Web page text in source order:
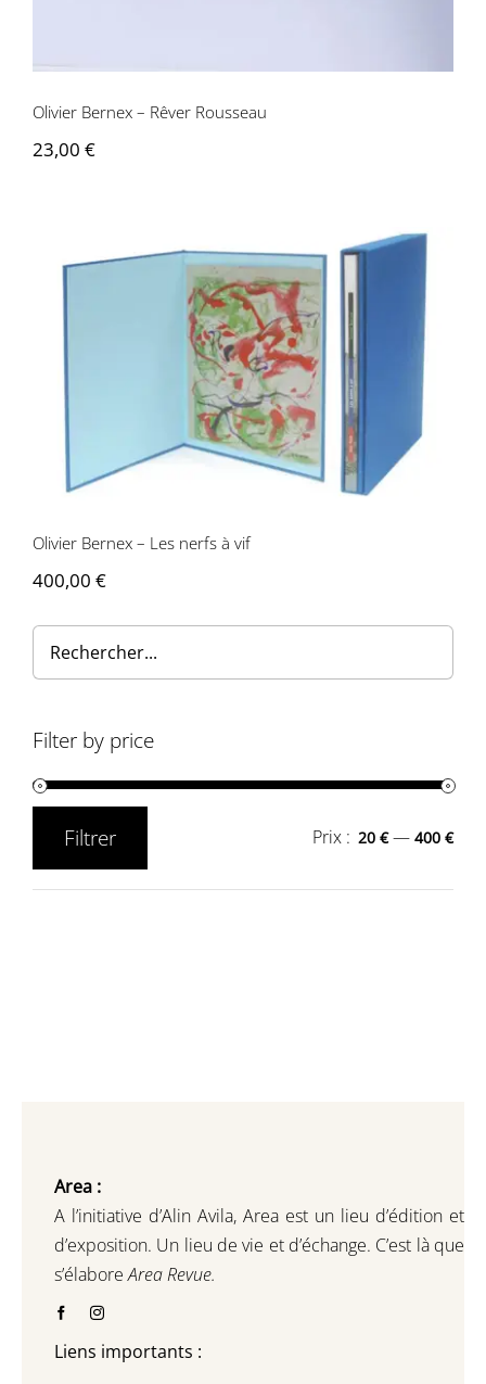
Olivier Bernex – Rêver Rousseau
23,00 €
Olivier Bernex – Les nerfs à vif
Olivier Bernex – Les nerfs à vif
400,00 €
Filter by price
Filtrer Prix : 20 €—400 €
Area :
A l’initiative d’Alin Avila, Area est un lieu d’édition et
d’exposition. Un lieu de vie et d’échange. C’est là que
s’élaboreArea Revue.
Liens importants :